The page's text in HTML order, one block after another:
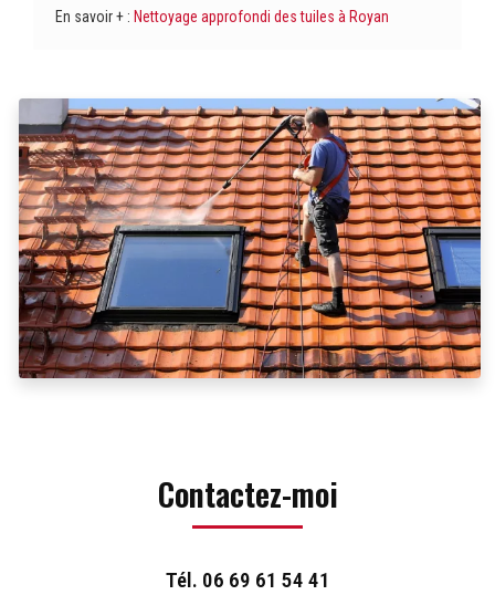
En savoir + : Nettoyage approfondi des tuiles à Royan
Contactez-moi
Tél. 06 69 61 54 41